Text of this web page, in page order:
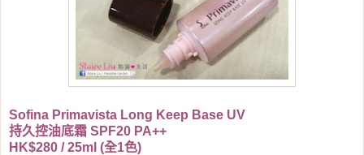
Sofina Primavista Long Keep Base UV
持久控油底霜 SPF20 PA++
HK$280 / 25ml (全1色)